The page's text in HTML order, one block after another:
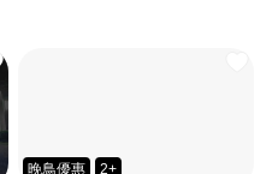
晚鳥優惠 2+